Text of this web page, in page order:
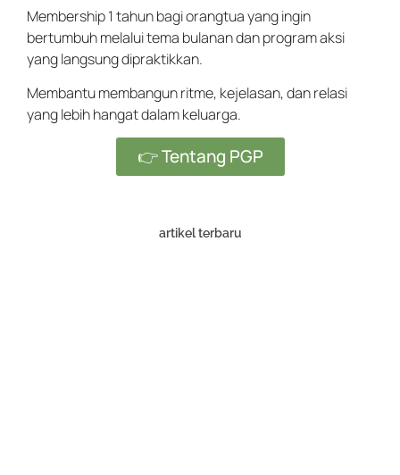
Membership 1 tahun bagi orangtua yang ingin
bertumbuh melalui tema bulanan dan program aksi
yang langsung dipraktikkan.
Membantu membangun ritme, kejelasan, dan relasi
yang lebih hangat dalam keluarga.
👉 Tentang PGP
artikel terbaru